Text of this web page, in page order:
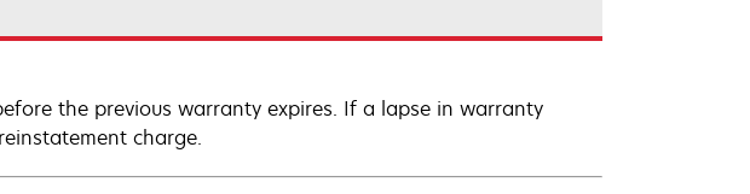
the previous warranty expires. If a lapse in warranty
charge.